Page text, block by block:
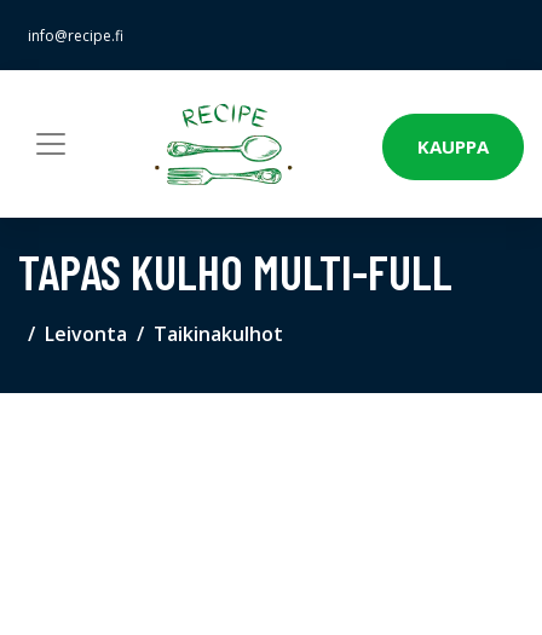
info@recipe.fi
KAUPPA
TAPAS KULHO MULTI-FULL
Leivonta Taikinakulhot